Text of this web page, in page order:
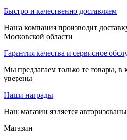
Быстро и качественно доставляем
Наша компания производит
Московской области
Гарантия качества и сервисное
Мы предлагаем только те товары, в
уверены
Наши награды
Наш магазин является
Магазин